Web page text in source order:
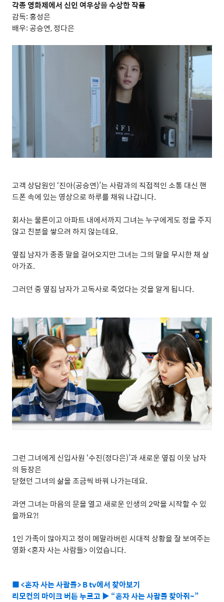
각종 영화제에서 신인 여우상을 수상한 작품
감독:홍성은
배우:공승연,정다은
고객 상담원인 ‘진아(공승연)’는 사람과의 직접적인 소통 대신 핸
드폰 속에 있는 영상으로 하루를 채워 나갑니다.
회사는 물론이고 아파트 내에서까지 그녀는 누구에게도 정을 주지
않고 친분을 쌓으려 하지 않는데요.
옆집 남자가 종종 말을 걸어오지만 그녀는 그의 말을 무시한 채 살
아가죠.
그러던 중 옆집 남자가 고독사로 죽었다는 것을 알게 됩니다.
그런 그녀에게 신입사원 ‘수진(정다은)’과 새로운 옆집 이웃 남자
의 등장은
닫혔던 그녀의 삶을 조금씩 바꿔 나가는데요.
과연 그녀는 마음의 문을 열고 새로운 인생의 2막을 시작할 수 있
을까요?!
1인 가족이 많아지고 정이 메말라버린 시대적 상황을 잘 보여주는
영화<혼자 사는 사람들> 이었습니다.
■ <혼자 사는 사람들> B tv에서 찾아보기
리모컨의 마이크 버튼 누르고 ▶ “혼자 사는 사람들 찾아줘~”